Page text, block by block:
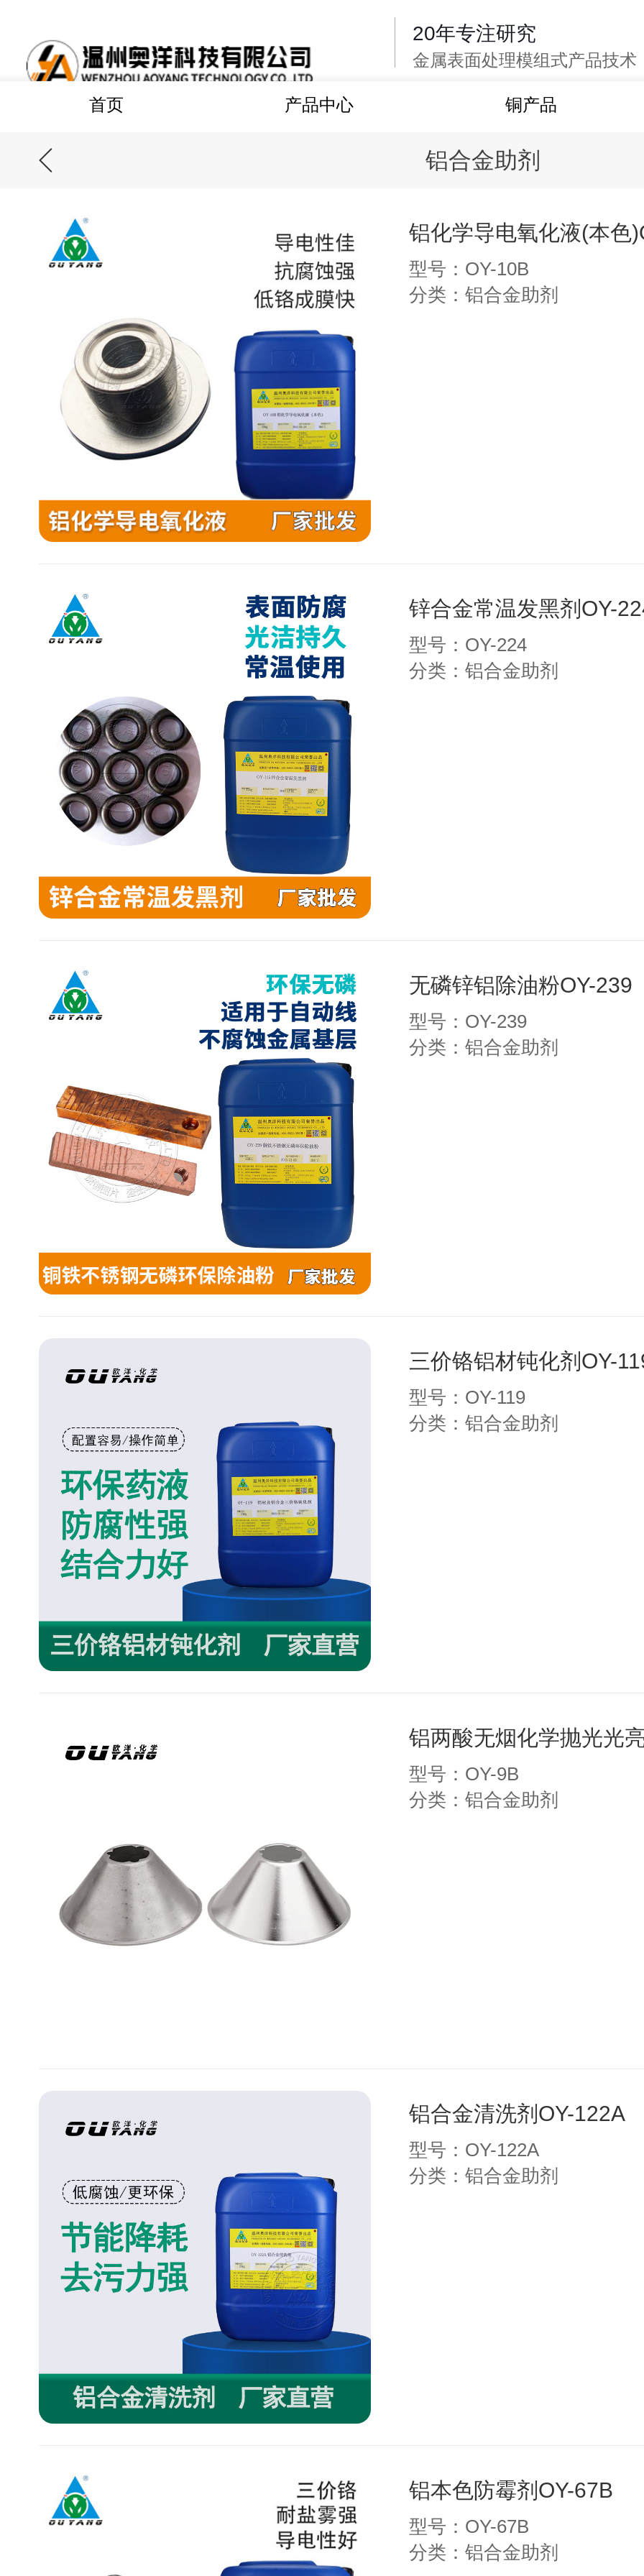
20年专注研究
金属表面处理模组式产品技术
首页 产品中心 铜产品
铝合金助剂
铝化学导电氧化液(本色
型号：OY-10B
分类：铝合金助剂
锌合金常温发黑剂OY-
型号：OY-224
分类：铝合金助剂
无磷锌铝除油粉OY-239
型号：OY-239
分类：铝合金助剂
三价铬铝材钝化剂OY-
型号：OY-119
分类：铝合金助剂
铝两酸无烟化学抛光光
型号：OY-9B
分类：铝合金助剂
铝合金清洗剂OY-122A
型号：OY-122A
分类：铝合金助剂
铝本色防霉剂OY-67B
型号：OY-67B
分类：铝合金助剂